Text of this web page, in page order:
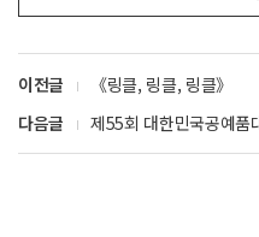
이전글
《링클, 링클, 링클》
다음글
제55회 대한민국공예품